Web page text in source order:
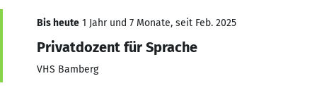
Bis heute 1 Jahr und 7 Monate, seit Feb. 2025
Privatdozent für Sprache
VHS Bamberg